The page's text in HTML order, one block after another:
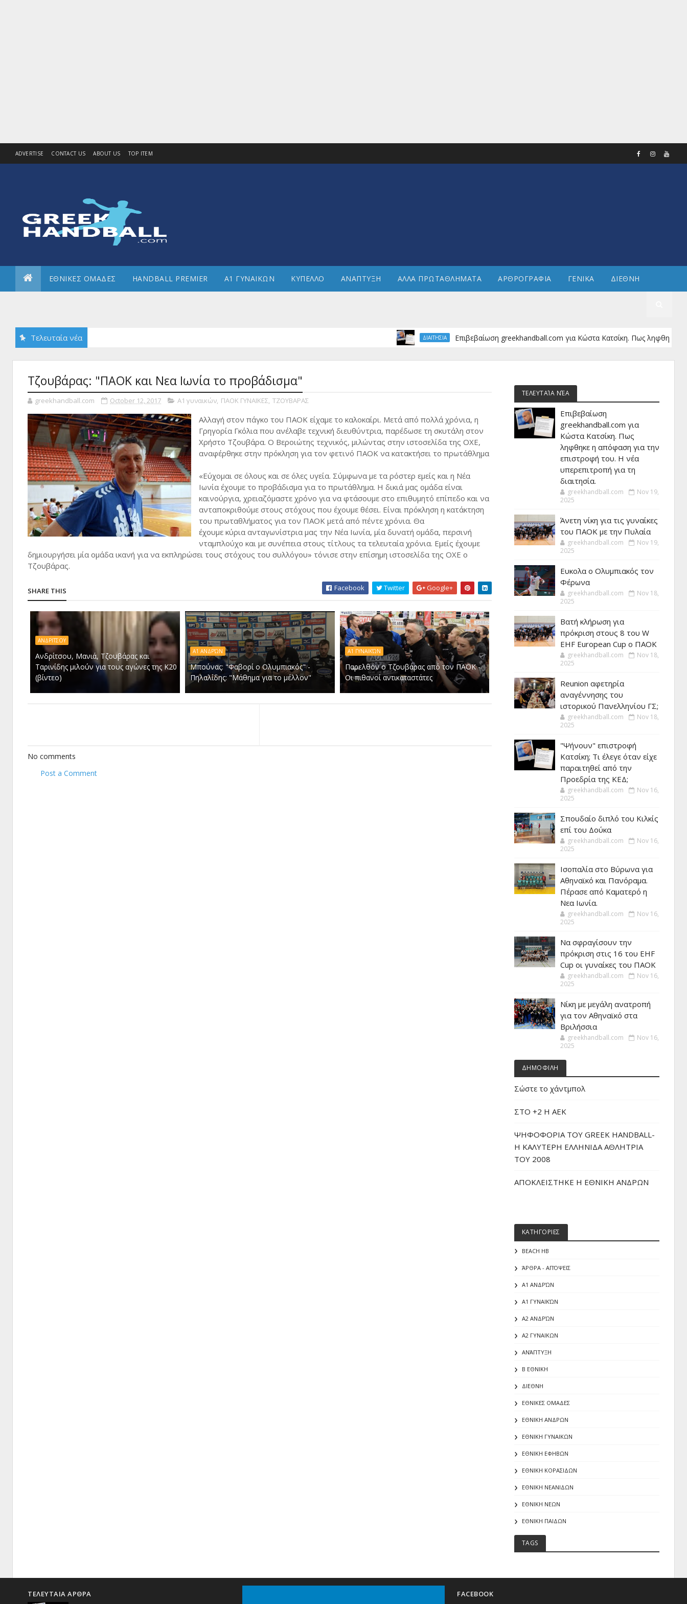
ADVERTISE CONTACT US ABOUT US TOP ITEM
ΕΘΝΙΚΕΣ ΟΜΑΔΕΣ HANDBALL PREMIER Α1 ΓΥΝΑΙΚΩΝ ΚΥΠΕΛΛΟ ΑΝΑΠΤΥΞΗ ΑΛΛΑ ΠΡΩΤΑΘΛΗΜΑΤΑ ΑΡΘΡΟΓΡΑΦΙΑ ΓΕΝΙΚΑ ΔΙΕΘΝΗ
Τελευταία νέα ΔΙΑΙΤΗΣΙΑ Επιβεβαίωση greekhandball.com για Κώστα Κατσίκη. Πως ληφθηκε η
Τζουβάρας: "ΠΑΟΚ και Νεα Ιωνία το προβάδισμα"
greekhandball.com October 12, 2017 Α1 γυναικών, ΠΑΟΚ ΓΥΝΑΙΚΕΣ, ΤΖΟΥΒΑΡΑΣ
Αλλαγή στον πάγκο του ΠΑΟΚ είχαμε το καλοκαίρι. Μετά από πολλά χρόνια, η
Γρηγορία Γκόλια που ανέλαβε τεχνική διευθύντρια, παρέδωσε τη σκυτάλη στον
Χρήστο Τζουβάρα. Ο Βεροιώτης τεχνικός, μιλώντας στην ιστοσελίδα της ΟΧΕ,
αναφέρθηκε στην πρόκληση για τον φετινό ΠΑΟΚ να κατακτήσει το πρωτάθλημα
«Εύχομαι σε όλους και σε όλες υγεία. Σύμφωνα με τα ρόστερ εμείς και η Νέα
Ιωνία έχουμε το προβάδισμα για το πρωτάθλημα. Η δικιά μας ομάδα είναι
καινούργια, χρειαζόμαστε χρόνο για να φτάσουμε στο επιθυμητό επίπεδο και να
ανταποκριθούμε στους στόχους που έχουμε θέσει. Είναι πρόκληση η κατάκτηση
του πρωταθλήματος για τον ΠΑΟΚ μετά από πέντε χρόνια. Θα
έχουμε κύρια ανταγωνίστρια μας την Νέα Ιωνία, μία δυνατή ομάδα, περσινή
νταμπλούχο και με συνέπεια στους τίτλους τα τελευταία χρόνια. Εμείς έχουμε
δημιουργήσει μία ομάδα ικανή για να εκπληρώσει τους στόχους του συλλόγου» τόνισε στην επίσημη ιστοσελίδα της ΟΧΕ ο
Τζουβάρας.
SHARE THIS Facebook Twitter Google+
ΑΝΔΡΙΤΣΟΥ
Ανδρίτσου, Μανιά, Τζουβάρας και
Ταρινίδης μιλούν για τους αγώνες της Κ20
(βίντεο)
Α1 ΑΝΔΡΏΝ
Μπούνας: "Φαβορί ο Ολυμπιακός" -
Πηλαλίδης: "Μάθημα για το μέλλον"
Α1 ΓΥΝΑΙΚΏΝ
Παρελθόν ο Τζουβάρας από τον ΠΑΟΚ -
Οι πιθανοί αντικαταστάτες
No comments
Post a Comment
ΤΕΛΕΥΤΑΊΑ ΝΈΑ
Επιβεβαίωση
greekhandball.com για
Κώστα Κατσίκη. Πως
ληφθηκε η απόφαση για την
επιστροφή του. Η νέα
υπερεπιτροπή για τη
διαιτησία.
greekhandball.com
Nov 19,
2025
Άνετη νίκη για τις γυναίκες
του ΠΑΟΚ με την Πυλαία
greekhandball.com
Nov 19,
2025
Ευκολα ο Ολυμπιακός τον
Φέρωνα
greekhandball.com
Nov 18,
2025
Βατή κλήρωση για
πρόκριση στους 8 του W
EHF European Cup ο ΠΑΟΚ
greekhandball.com
Nov 18,
2025
Reunion αφετηρία
αναγέννησης του
ιστορικού Πανελληνίου ΓΣ;
greekhandball.com
Nov 18,
2025
"Ψήνουν" επιστροφή
Κατσίκη; Τι έλεγε όταν είχε
παραιτηθεί από την
Προεδρία της ΚΕΔ;
greekhandball.com
Nov 16,
2025
Σπουδαίο διπλό του Κιλκίς
επί του Δούκα
greekhandball.com
Nov 16,
2025
Ισοπαλία στο Βύρωνα για
Αθηναϊκό και Πανόραμα.
Πέρασε από Καματερό η
Νεα Ιωνία.
greekhandball.com
Nov 16,
2025
Να σφραγίσουν την
πρόκριση στις 16 του EHF
Cup οι γυναίκες του ΠΑΟΚ
greekhandball.com
Nov 16,
2025
Νίκη με μεγάλη ανατροπή
για τον Αθηναϊκό στα
Βριλήσσια
greekhandball.com
Nov 16,
2025
ΔΗΜΟΦΙΛΗ
Σώστε το χάντμπολ
ΣΤΟ +2 Η ΑΕΚ
ΨΗΦΟΦΟΡΙΑ ΤΟΥ GREEK HANDBALL-
H ΚΑΛΥΤΕΡΗ ΕΛΛΗΝΙΔΑ ΑΘΛΗΤΡΙΑ
ΤΟΥ 2008
ΑΠΟΚΛΕΙΣΤΗΚΕ Η ΕΘΝΙΚΗ ΑΝΔΡΩΝ
ΚΑΤΗΓΟΡΙΕΣ
BEACH HB
ΆΡΘΡΑ - ΑΠΌΨΕΙΣ
Α1 ΑΝΔΡΏΝ
Α1 ΓΥΝΑΙΚΏΝ
Α2 ΑΝΔΡΏΝ
Α2 ΓΥΝΑΙΚΩΝ
ΑΝΆΠΤΥΞΗ
Β ΕΘΝΙΚΗ
ΔΙΕΘΝΗ
ΕΘΝΙΚΕΣ ΟΜΑΔΕΣ
ΕΘΝΙΚΗ ΑΝΔΡΩΝ
ΕΘΝΙΚΗ ΓΥΝΑΙΚΩΝ
ΕΘΝΙΚΗ ΕΦΗΒΩΝ
ΕΘΝΙΚΗ ΚΟΡΑΣΙΔΩΝ
ΕΘΝΙΚΗ ΝΕΑΝΙΔΩΝ
ΕΘΝΙΚΗ ΝΕΩΝ
ΕΘΝΙΚΗ ΠΑΙΔΩΝ
TAGS
ΤΕΛΕΥΤΑΙΑ ΑΡΘΡΑ FACEBOOK